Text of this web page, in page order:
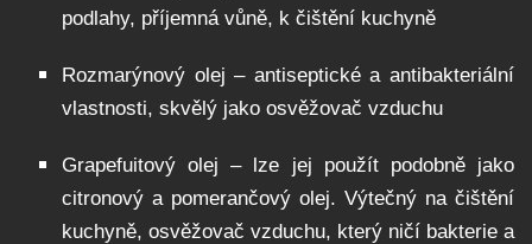
podlahy, příjemná vůně, k čištění kuchyně
Rozmarýnový olej – antiseptické a antibakteriální
vlastnosti, skvělý jako osvěžovač vzduchu
Grapefuitový olej – lze jej použít podobně jako
citronový a pomerančový olej. Výtečný na čištění
kuchyně, osvěžovač vzduchu, který ničí bakterie a